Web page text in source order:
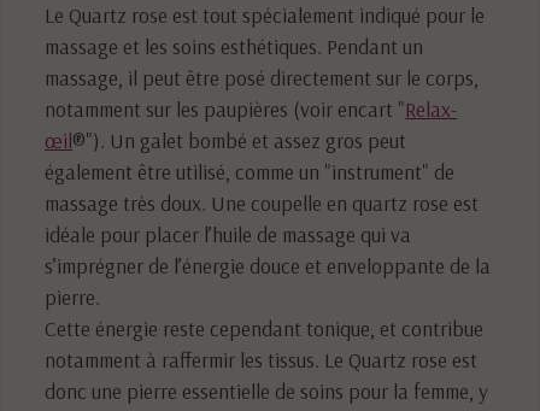
Le Quartz rose est tout spécialement indiqué pour le
massage et les soins esthétiques. Pendant un
massage, il peut être posé directement sur le corps,
notamment sur les paupières (voir encart "Relax-
œil®"). Un galet bombé et assez gros peut
également être utilisé, comme un "instrument" de
massage très doux. Une coupelle en quartz rose est
idéale pour placer l’huile de massage qui va
s’imprégner de l’énergie douce et enveloppante de la
pierre.
Cette énergie reste cependant tonique, et contribue
notamment à raffermir les tissus. Le Quartz rose est
donc une pierre essentielle de soins pour la femme, y